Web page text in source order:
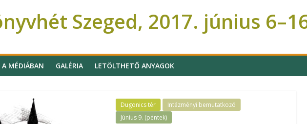
Szeged, 2017. június
A MÉDIÁBAN GALÉRIA LETÖLTHETŐ ANYAGOK
Dugonics tér
Intézményi bemutatkozó
Június 9. (péntek)